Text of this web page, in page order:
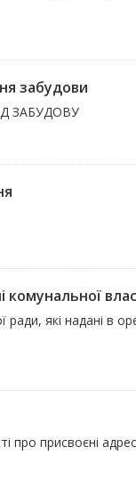
забудови
ЗАБУДОВУ
ради, які надані в
про присвоєні